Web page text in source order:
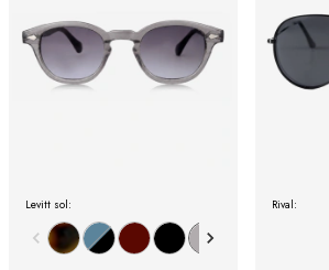
Levitt sol: Rival: